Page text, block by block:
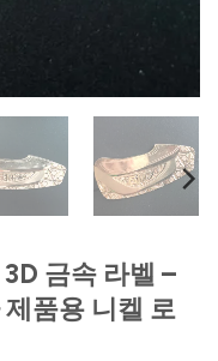
금속 라벨 –
품용 니켈 로